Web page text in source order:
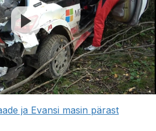
ja Evansi masin pärast